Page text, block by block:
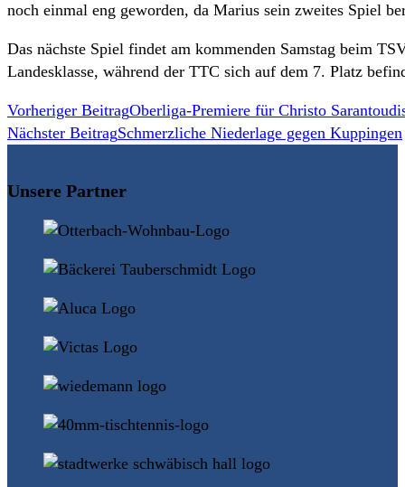
noch einmal eng geworden, da Marius sein zweites Spiel
Das nächste Spiel findet am kommenden Samstag beim
Landesklasse, während der TTC sich auf dem 7. Platz
Weitere
Artikel
Vorheriger BeitragOberliga-Premiere für Christo
Nächster BeitragSchmerzliche Niederlage gegen Kuppingen
Unsere Partner